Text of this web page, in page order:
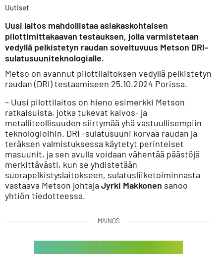
Uutiset
Uusi laitos mahdollistaa asiakaskohtaisen
pilottimittakaavan testauksen, jolla varmistetaan
vedyllä pelkistetyn raudan soveltuvuus Metson DRI-
sulatusuuniteknologialle.
Metso on avannut pilottilaitoksen vedyllä pelkistetyn
raudan (DRI) testaamiseen 25.10.2024 Porissa.
– Uusi pilottilaitos on hieno esimerkki Metson
ratkaisuista, jotka tukevat kaivos- ja
metalliteollisuuden siirtymää yhä vastuullisempiin
teknologioihin. DRI -sulatusuuni korvaa raudan ja
teräksen valmistuksessa käytetyt perinteiset
masuunit, ja sen avulla voidaan vähentää päästöjä
merkittävästi, kun se yhdistetään
suorapelkistyslaitokseen, sulatusliiketoiminnasta
vastaava Metson johtaja Jyrki Makkonen sanoo
yhtiön tiedotteessa.
MAINOS